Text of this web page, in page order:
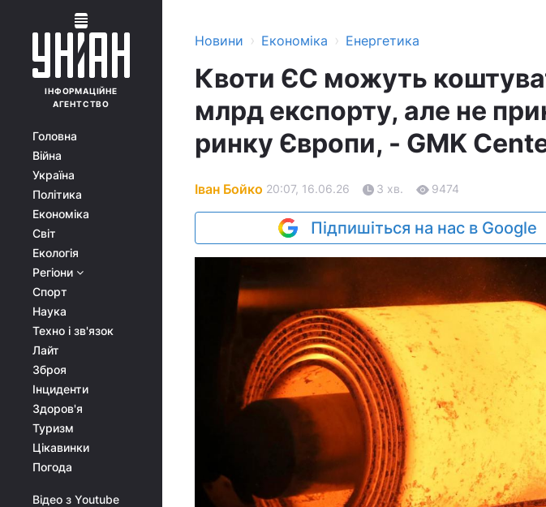
ІНФОРМАЦІЙНЕ
АГЕНТСТВО
Головна
Війна
Україна
Політика
Економіка
Світ
Екологія
Регіони
Спорт
Наука
Техно і зв'язок
Лайт
Зброя
Інциденти
Здоров'я
Туризм
Цікавинки
Погода
Відео з Youtube
Новини › Економіка › Енергетика
Квоти ЄС можуть
млрд експорту, але не
ринку Європи, - GMK
Іван Бойко 20:07, 16.06.26 3 хв. 9474
Підпишіться на нас в Google